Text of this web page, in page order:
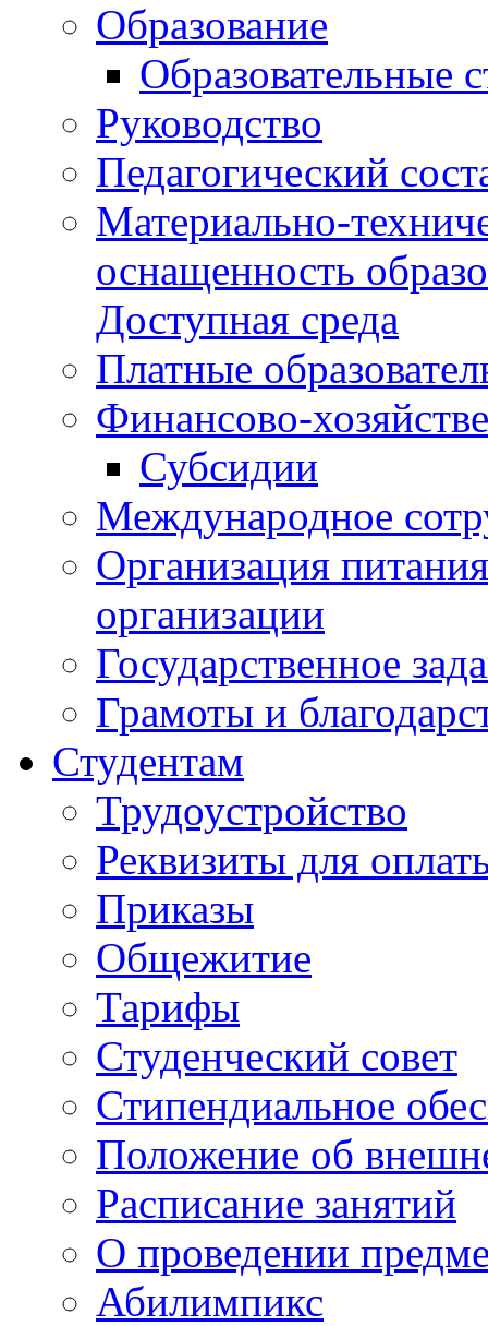
Образование
Образовательные
Руководство
Педагогический
Материально-
оснащенность
Доступная среда
Платные
Финансово-
Субсидии
Международное
Организация
организации
Государственное
Грамоты и
Студентам
Трудоустройство
Реквизиты для
Приказы
Общежитие
Тарифы
Студенческий совет
Стипендиальное
Положение об
Расписание занятий
О проведении
Абилимпикс